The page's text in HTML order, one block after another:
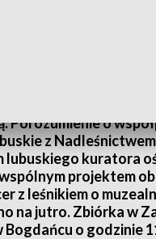
Porozumienie o
z
lubuskiego kuratora
projektem
z leśnikiem o
na jutro. Zbiórka w
Bogdańcu o godzinie